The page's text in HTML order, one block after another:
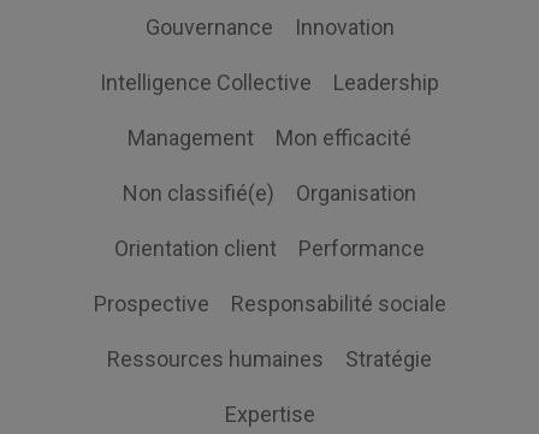
Gouvernance Innovation
Intelligence Collective Leadership
Management Mon efficacité
Non classifié(e) Organisation
Orientation client Performance
Prospective Responsabilité sociale
Ressources humaines Stratégie
Expertise